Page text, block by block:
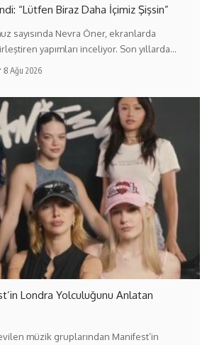
“Lütfen Biraz Daha İçimiz Şişsin”
sayısında Nevra Öner, ekranlarda
yapımları inceliyor. Son yıllarda…
8 Ağu 2026
Londra Yolculuğunu Anlatan
müzik gruplarından Manifest’in